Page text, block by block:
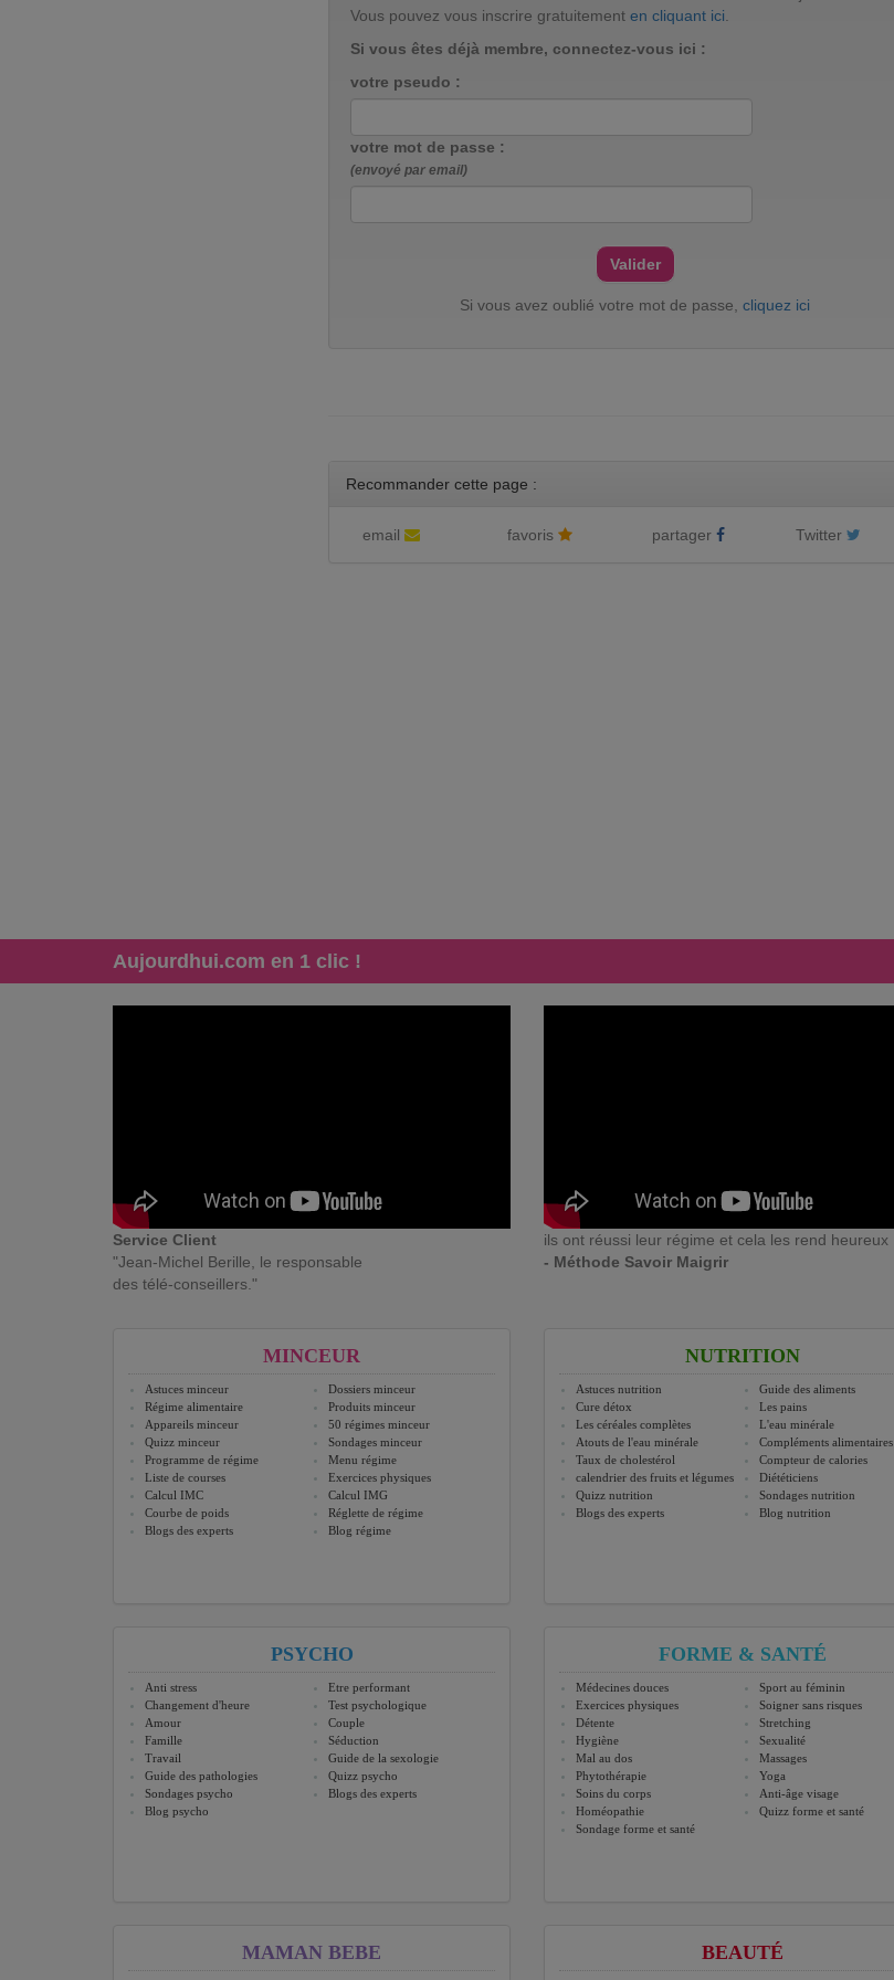
Vous pouvez vous inscrire gratuitement en cliquant ici
Si vous êtes déjà membre, connectez-vous ici :
votre pseudo :
votre mot de passe :
(envoyé par email)
Si vous avez oublié votre mot de passe, cliquez ici
Recommander cette page :
email favoris partager Twitter
Aujourdhui.com en 1 clic !
Service Client
"Jean-Michel Berille, le responsable
des télé-conseillers."
ils ont réussi leur régime et cela les rend heureux
- Méthode Savoir Maigrir
MINCEUR
Astuces minceur
Dossiers minceur
Régime alimentaire
Produits minceur
Appareils minceur
50 régimes minceur
Quizz minceur
Sondages minceur
Programme de régime
Menu régime
Liste de courses
Exercices physiques
Calcul IMC
Calcul IMG
Courbe de poids
Réglette de régime
Blogs des experts
Blog régime
NUTRITION
Astuces nutrition
Guide des aliments
Cure détox
Les pains
Les céréales complètes
L'eau minérale
Atouts de l'eau minérale
Compléments alimentaires
Taux de cholestérol
Compteur de calories
calendrier des fruits et légumes
Diététiciens
Quizz nutrition
Sondages nutrition
Blogs des experts
Blog nutrition
PSYCHO
Anti stress
Etre performant
Changement d'heure
Test psychologique
Amour
Couple
Famille
Séduction
Travail
Guide de la sexologie
Guide des pathologies
Quizz psycho
Sondages psycho
Blogs des experts
Blog psycho
FORME & SANTÉ
Médecines douces
Sport au féminin
Exercices physiques
Soigner sans risques
Détente
Stretching
Hygiène
Sexualité
Mal au dos
Massages
Phytothérapie
Yoga
Soins du corps
Anti-âge visage
Homéopathie
Quizz forme et santé
Sondage forme et santé
MAMAN BEBE BEAUTÉ